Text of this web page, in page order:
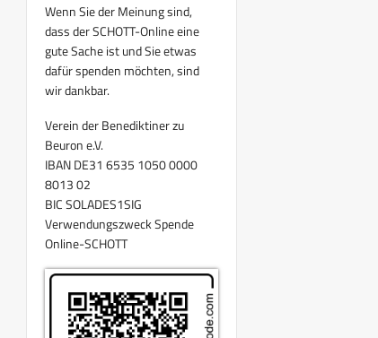
Wenn Sie der Meinung sind,
dass der SCHOTT-Online eine
gute Sache ist und Sie etwas
dafür spenden möchten, sind
wir dankbar.
Verein der Benediktiner zu
Beuron e.V.
IBAN DE31 6535 1050 0000
8013 02
BIC SOLADES1SIG
Verwendungszweck Spende
Online-SCHOTT